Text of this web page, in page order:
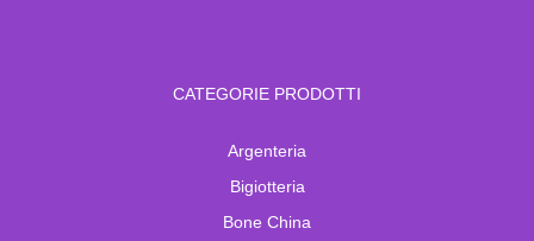
CATEGORIE PRODOTTI
Argenteria
Bigiotteria
Bone China